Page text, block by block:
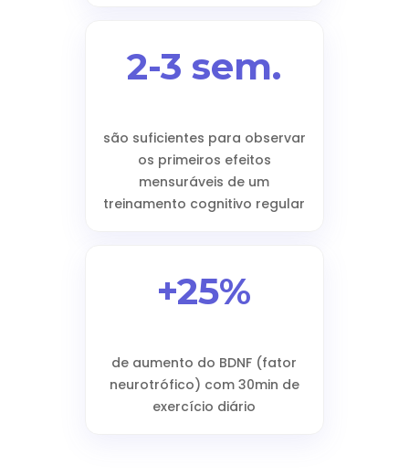
2-3 sem.
são suficientes para observar
os primeiros efeitos
mensuráveis de um
treinamento cognitivo regular
+25%
de aumento do BDNF (fator
neurotrófico) com 30min de
exercício diário